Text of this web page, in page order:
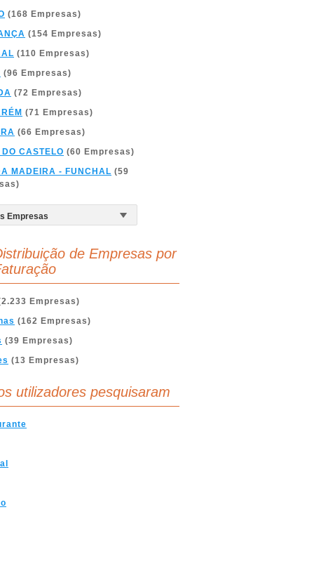
(168 Empresas)
(154 Empresas)
(110 Empresas)
(96 Empresas)
(72 Empresas)
(71 Empresas)
(66 Empresas)
CASTELO (60 Empresas)
MADEIRA - FUNCHAL (59
de Empresas por
Empresas)
(162 Empresas)
(39 Empresas)
(13 Empresas)
utilizadores pesquisaram